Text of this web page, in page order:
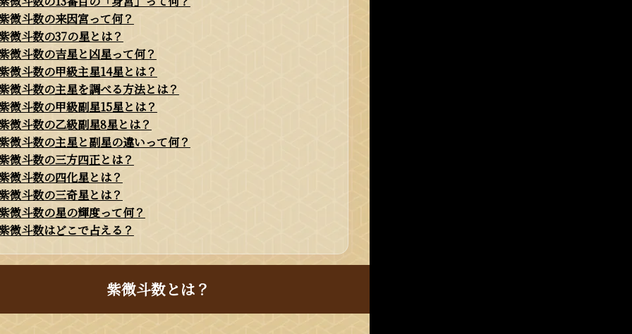
微斗数の来因宮って何？
微斗数の37の星とは？
微斗数の吉星と凶星って何？
微斗数の甲級主星14星とは？
微斗数の主星を調べる方法とは？
微斗数の甲級副星15星とは？
微斗数の乙級副星8星とは？
微斗数の主星と副星の違いって何？
微斗数の三方四正とは？
微斗数の四化星とは？
微斗数の三奇星とは？
微斗数の星の輝度って何？
微斗数はどこで占える？
紫微斗数とは？